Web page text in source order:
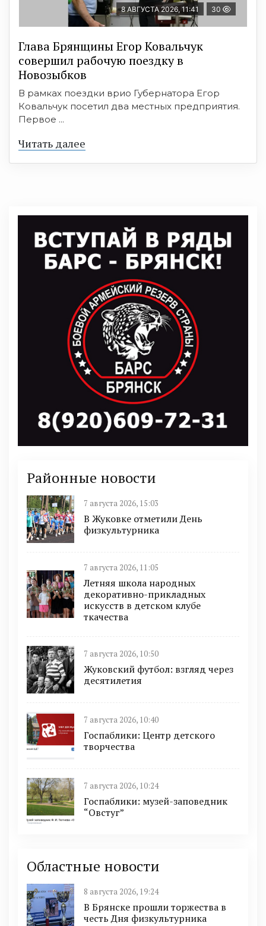
8 АВГУСТА 2026, 11:41 30
Глава Брянщины Егор Ковальчук
совершил рабочую поездку в
Новозыбков
В рамках поездки врио Губернатора Егор
Ковальчук посетил два местных предприятия.
Первое ...
Читать далее
Районные новости
7 августа 2026, 15:03
В Жуковке отметили День
физкультурника
7 августа 2026, 11:05
Летняя школа народных
декоративно-прикладных
искусств в детском клубе
ткачества
7 августа 2026, 10:50
Жуковский футбол: взгляд через
десятилетия
7 августа 2026, 10:40
Госпаблики: Центр детского
творчества
7 августа 2026, 10:24
Госпаблики: музей-заповедник
“Овстуг”
Областные новости
8 августа 2026, 19:24
В Брянске прошли торжества в
честь Дня физкультурника